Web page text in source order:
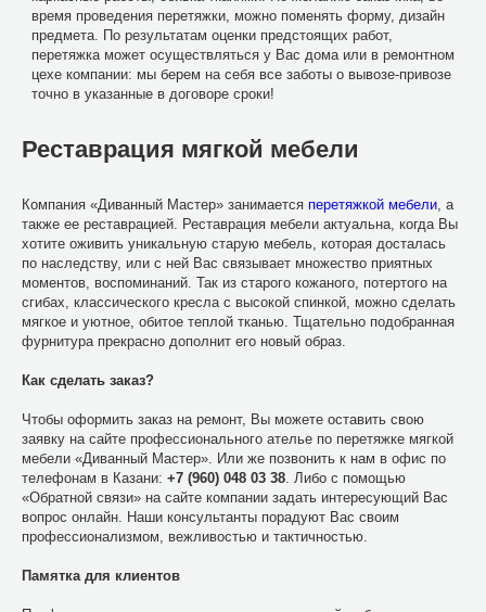
время проведения перетяжки, можно поменять форму, дизайн
предмета. По результатам оценки предстоящих работ,
перетяжка может осуществляться у Вас дома или в ремонтном
цехе компании: мы берем на себя все заботы о вывозе-привозе
точно в указанные в договоре сроки!
Реставрация мягкой мебели
Компания «Диванный Мастер» занимается перетяжкой мебели, а
также ее реставрацией. Реставрация мебели актуальна, когда Вы
хотите оживить уникальную старую мебель, которая досталась
по наследству, или с ней Вас связывает множество приятных
моментов, воспоминаний. Так из старого кожаного, потертого на
сгибах, классического кресла с высокой спинкой, можно сделать
мягкое и уютное, обитое теплой тканью. Тщательно подобранная
фурнитура прекрасно дополнит его новый образ.
Как сделать заказ?
Чтобы оформить заказ на ремонт, Вы можете оставить свою
заявку на сайте профессионального ателье по перетяжке мягкой
мебели «Диванный Мастер». Или же позвонить к нам в офис по
телефонам в Казани: +7 (960) 048 03 38. Либо с помощью
«Обратной связи» на сайте компании задать интересующий Вас
вопрос онлайн. Наши консультанты порадуют Вас своим
профессионализмом, вежливостью и тактичностью.
Памятка для клиентов